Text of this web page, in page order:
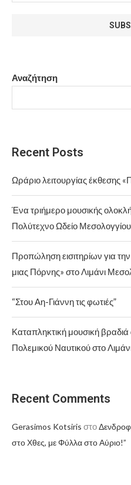
Αναζήτηση
Recent Posts
Ωράριο λειτουργίας έκθεσης
Ένα τριήμερο μουσικής
Πολύτεχνο Ωδείο Μεσολογγίου
Προπώληση εισιτηρίων για
μιας Πόρνης» στο Λιμάνι
“Στου Αη-Γιάννη τις φωτιές”
Καταπληκτική μουσική
Πολεμικού Ναυτικού στο
Recent Comments
Gerasimos Kotsiris στο
στο Χθες, με Φύλλα στο Αύριο!”